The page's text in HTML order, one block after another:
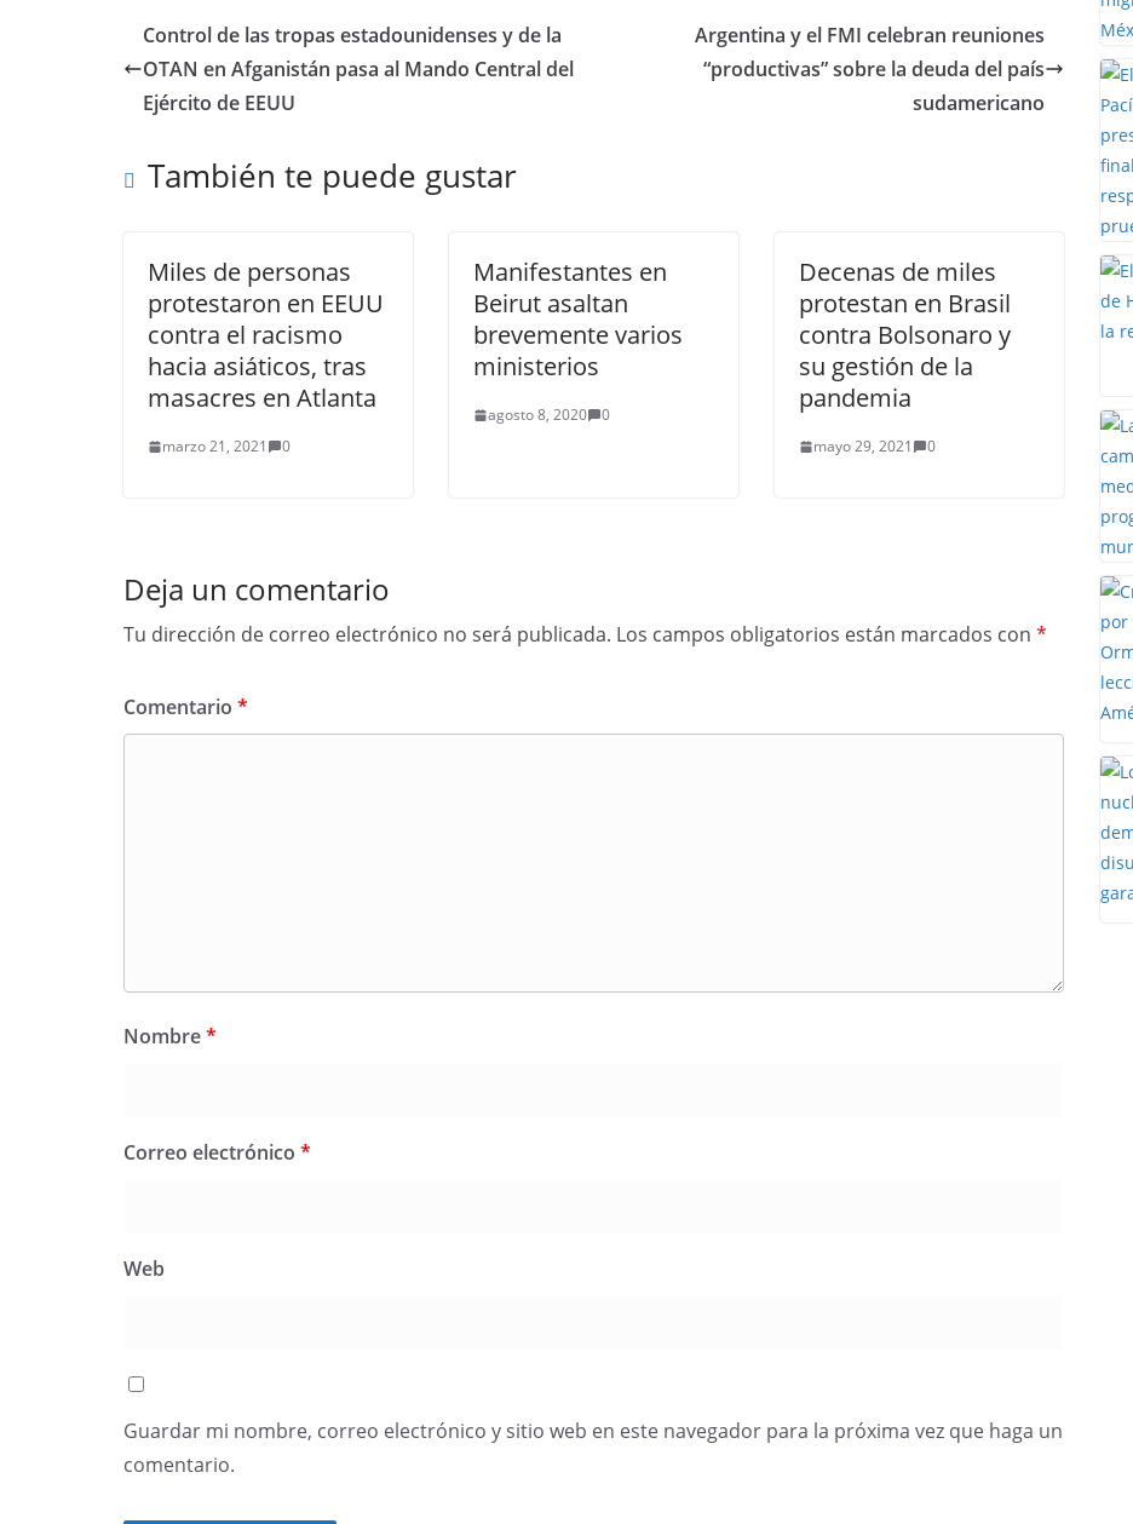
Control de las tropas estadounidenses y de la
OTAN en Afganistán pasa al Mando Central del
Ejército de EEUU
Argentina y el FMI celebran reuniones
“productivas” sobre la deuda del país
sudamericano
También te puede gustar
Miles de personas
protestaron en EEUU
contra el racismo
hacia asiáticos, tras
masacres en Atlanta
marzo 21, 2021 0
Manifestantes en
Beirut asaltan
brevemente varios
ministerios
agosto 8, 2020 0
Decenas de miles
protestan en Brasil
contra Bolsonaro y
su gestión de la
pandemia
mayo 29, 2021 0
Deja un comentario
Tu dirección de correo electrónico no será publicada. Los campos obligatorios están marcados con *
Comentario *
Nombre*
Correo electrónico *
Web
Guardar mi nombre, correo electrónico y sitio web en este navegador para la próxima vez que haga un
comentario.